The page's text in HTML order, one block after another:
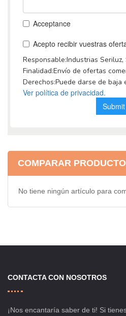
COMPARAR
No tiene ningún artículo para
CONTACTA CON NOSOTROS
¡Nos encantaría saber de ti! Si